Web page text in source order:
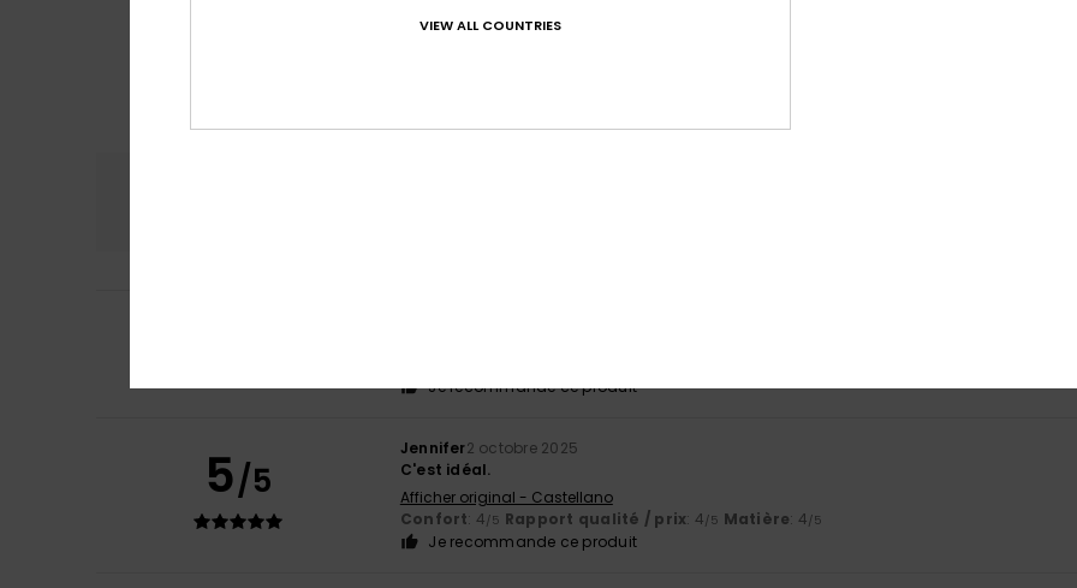
Je recommande ce produit
5/5
Jennifer2 octobre 2025
C'est idéal.
Afficher original - Castellano
Confort: 4/5 Rapport qualité / prix: 4/5 Matière: 4/5
Je recommande ce produit
VIEW ALL COUNTRIES